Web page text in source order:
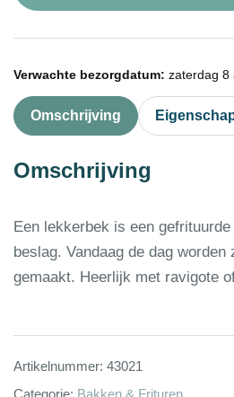
aantal
Verwachte bezorgdatum: zaterdag 8
Omschrijving
Omschrijving
Een lekkerbek is een
beslag. Vandaag de dag
gemaakt. Heerlijk met ravigote
Artikelnummer: 43021
Categorie: Bakken & Frituren